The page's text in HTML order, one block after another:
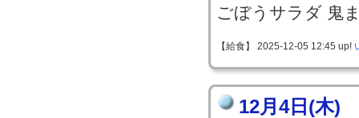
ごぼうサラダ 鬼
【給食】 2025-12-05 12:45 up!
12月4日(木)